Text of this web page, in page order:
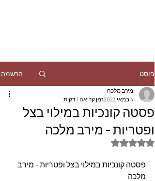
פוסט הרשמה
פסטה קונכיות במילוי בצל
ופטריות - מירב מלכה
מירב מלכה
4 במאי 2023
זמן קריאה 1 דקות
דירוג של NaN מתוך 5 כוכבים
פסטה קונכיות במילוי בצל ופטריות - מירב
מלכה